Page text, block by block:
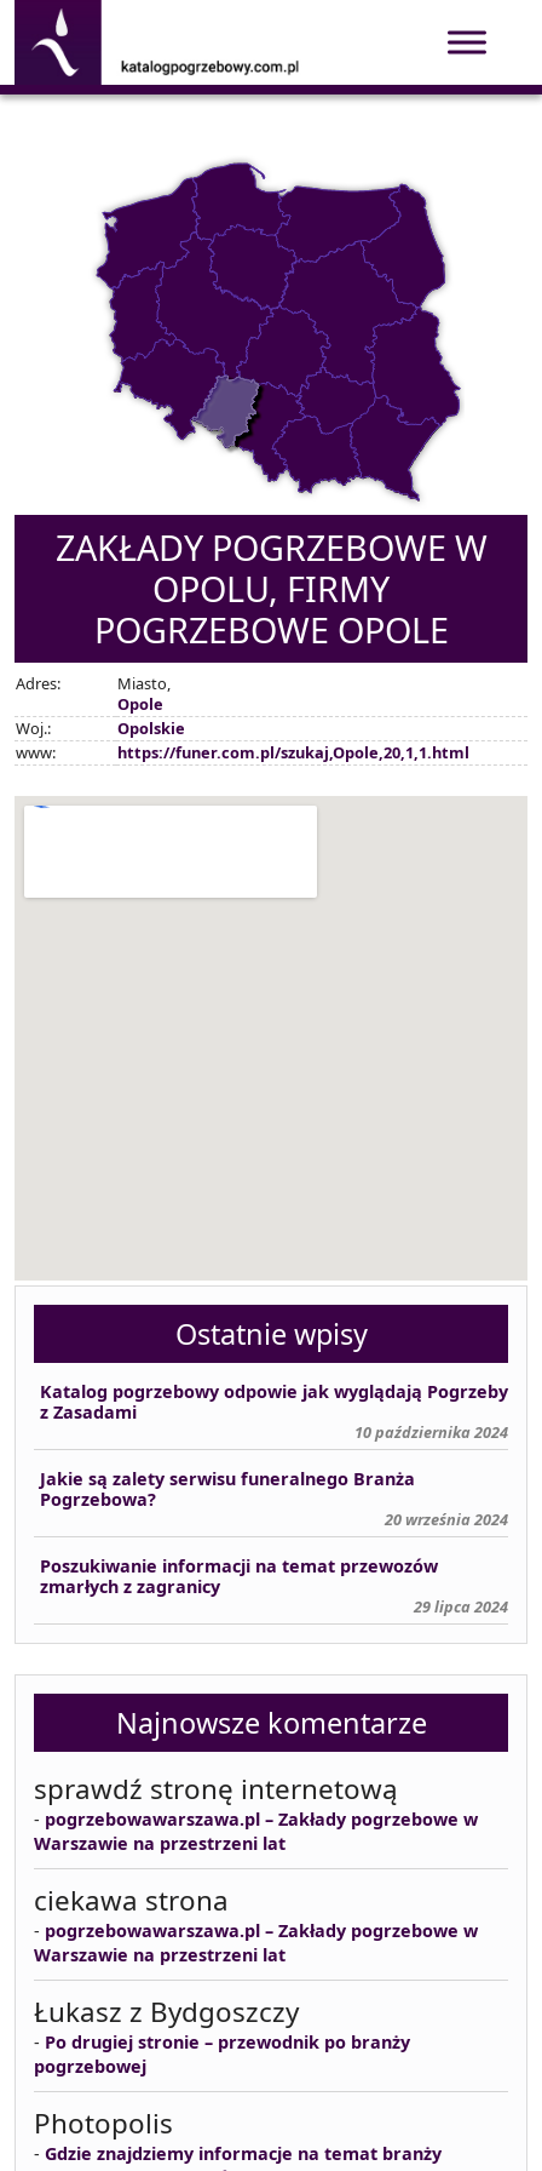
ZAKŁADY POGRZEBOWE W
OPOLU, FIRMY
POGRZEBOWE OPOLE
Adres:
Miasto,
Opole
Woj.:
Opolskie
www:
https://funer.com.pl/szukaj,Opole,20,1,1.html
Ostatnie wpisy
Katalog pogrzebowy odpowie jak wyglądają Pogrzeby
z Zasadami
10 października 2024
Jakie są zalety serwisu funeralnego Branża
Pogrzebowa?
20 września 2024
Poszukiwanie informacji na temat przewozów
zmarłych z zagranicy
29 lipca 2024
Najnowsze komentarze
sprawdź stronę internetową
- pogrzebowawarszawa.pl – Zakłady pogrzebowe w
Warszawie na przestrzeni lat
ciekawa strona
- pogrzebowawarszawa.pl – Zakłady pogrzebowe w
Warszawie na przestrzeni lat
Łukasz z Bydgoszczy
- Po drugiej stronie – przewodnik po branży
pogrzebowej
Photopolis
- Gdzie znajdziemy informacje na temat branży